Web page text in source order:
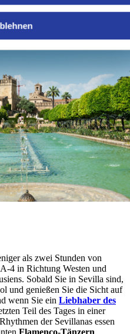
als zwei Stunden von
4 in Richtung Westen und
Sobald Sie in Sevilla sind,
und genießen Sie die Sicht auf
wenn Sie ein Liebhaber des
Teil des Tages in einer
der Sevillanas essen